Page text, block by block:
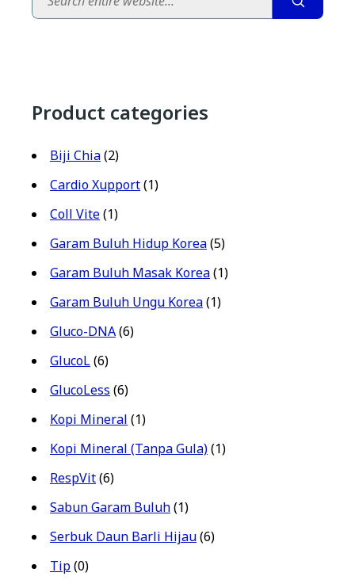
Product categories
Biji Chia(2)
Cardio Xupport(1)
Coll Vite(1)
Garam Buluh Hidup Korea(5)
Garam Buluh Masak Korea(1)
Garam Buluh Ungu Korea(1)
Gluco-DNA(6)
GlucoL(6)
GlucoLess (6)
Kopi Mineral (1)
Kopi Mineral (Tanpa Gula)(1)
RespVit(6)
Sabun Garam Buluh(1)
Serbuk Daun Barli Hijau(6)
Tip(0)